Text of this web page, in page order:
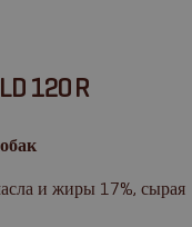
120 R
и жиры 17%, сырая